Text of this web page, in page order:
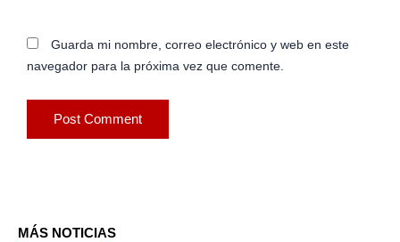
Guarda mi nombre, correo electrónico y web en este
navegador para la próxima vez que comente.
MÁS NOTICIAS